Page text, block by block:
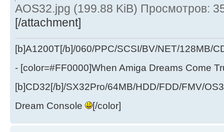
AOS32.jpg (199.88 KiB) Просмотров:
[/attachment]
[b]A1200T[/b]/060/PPC/SCSI/BV/NET/128MB/
- [color=#FF0000]When Amiga Dreams Come
[b]CD32[/b]/SX32Pro/64MB/HDD/FDD/FMV/
Dream Console
[/color]